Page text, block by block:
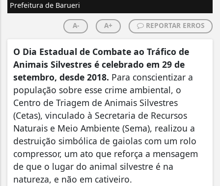
Prefeitura de Barueri
A- A+ REPORTAR ERROS
O Dia Estadual de Combate ao Tráfico de
Animais Silvestres é celebrado em 29 de
setembro, desde 2018. Para conscientizar a
população sobre esse crime ambiental, o
Centro de Triagem de Animais Silvestres
(Cetas), vinculado à Secretaria de Recursos
Naturais e Meio Ambiente (Sema), realizou a
destruição simbólica de gaiolas com um rolo
compressor, um ato que reforça a mensagem
de que o lugar do animal silvestre é na
natureza, e não em cativeiro.